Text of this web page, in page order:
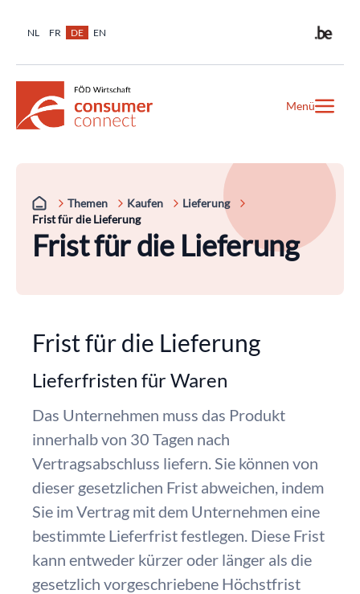
NL FR DE EN
Menü
Themen Kaufen
Lieferung
Frist für die Lieferung
Frist für die Lieferung
Frist für die Lieferung
Lieferfristen für Waren
Das Unternehmen muss das Produkt
innerhalb von 30 Tagen nach
Vertragsabschluss liefern. Sie können von
dieser gesetzlichen Frist abweichen, indem
Sie im Vertrag mit dem Unternehmen eine
bestimmte Lieferfrist festlegen. Diese Frist
kann entweder kürzer oder länger als die
gesetzlich vorgeschriebene Höchstfrist